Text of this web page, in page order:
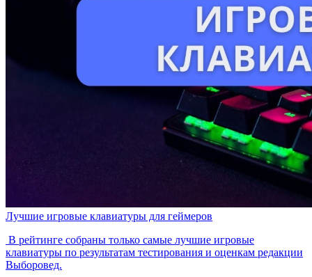
Лучшие игровые клавиатуры для геймеров
В рейтинге собраны только самые лучшие игровые
клавиатуры по результатам тестирования и оценкам редакции
Выборовед.